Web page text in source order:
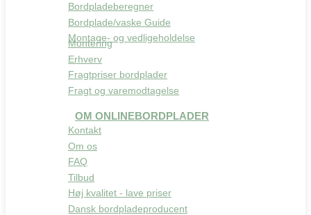
Bordpladeberegner
Bordplade/vaske Guide
Montage- og vedligeholdelse
Montering
Erhverv
Fragtpriser bordplader
Fragt og varemodtagelse
OM ONLINEBORDPLADER
Kontakt
Om os
FAQ
Tilbud
Høj kvalitet - lave priser
Dansk bordpladeproducent